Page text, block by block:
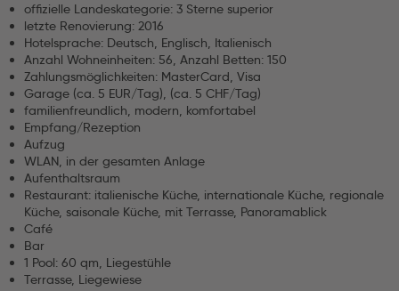
offizielle Landeskategorie: 3 Sterne superior
letzte Renovierung: 2016
Hotelsprache: Deutsch, Englisch, Italienisch
Anzahl Wohneinheiten: 56, Anzahl Betten: 150
Zahlungsmöglichkeiten: MasterCard, Visa
Garage (ca. 5 EUR/Tag), (ca. 5 CHF/Tag)
familienfreundlich, modern, komfortabel
Empfang/Rezeption
Aufzug
WLAN, in der gesamten Anlage
Aufenthaltsraum
Restaurant: italienische Küche, internationale Küche, regionale
Küche, saisonale Küche, mit Terrasse, Panoramablick
Café
Bar
1 Pool: 60 qm, Liegestühle
Terrasse, Liegewiese